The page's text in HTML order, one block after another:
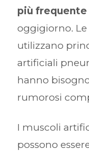
più frequente
oggigiorno.
utilizzano
artificiali
hanno
rumorosi
I muscoli
possono